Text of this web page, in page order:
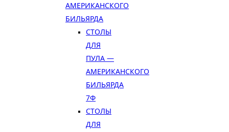
АМЕРИКАНСКОГО
БИЛЬЯРДА
СТОЛЫ
ДЛЯ
ПУЛА —
АМЕРИКАНСКОГО
БИЛЬЯРДА
7Ф
СТОЛЫ
ДЛЯ